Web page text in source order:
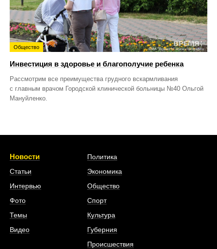
Общество
Инвестиция в здоровье и благополучие ребенка
Рассмотрим все преимущества грудного вскармливания
с главным врачом Городской клинической больницы №40 Ольгой
Мануйленко.
Новости
Статьи
Интервью
Фото
Темы
Видео
Политика
Экономика
Общество
Спорт
Культура
Губерния
Происшествия